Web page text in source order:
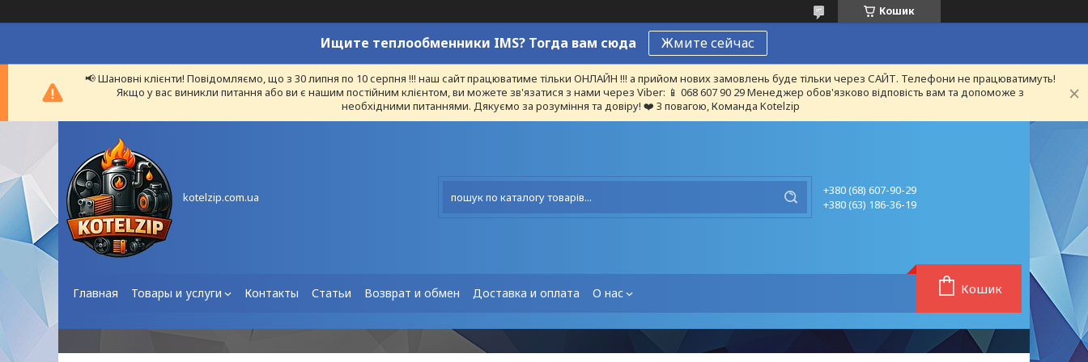
Кошик
Ищите теплообменники IMS? Тогда вам сюда Жмите сейчас
📢 Шановні клієнти! Повідомляємо, що з 30 липня по 10 серпня !!! наш сайт працюватиме тільки ОНЛАЙН !!! а прийом нових замовлень буде тільки через САЙТ. Телефони не працюватимуть!
Якщо у вас виникли питання або ви є нашим постійним клієнтом, ви можете зв'язатися з нами через Viber: 📱 068 607 90 29 Менеджер обов'язково відповість вам та допоможе з
необхідними питаннями. Дякуємо за розуміння та довіру! ❤️ З повагою, Команда Kotelzip
kotelzip.com.ua
+380 (68) 607-90-29
+380 (63) 186-36-19
Главная Товары и услуги Контакты Статьи Возврат и обмен Доставка и оплата О нас Кошик